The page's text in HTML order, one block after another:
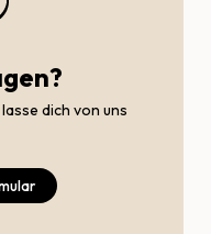
dich von uns